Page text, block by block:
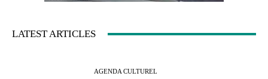
LATEST ARTICLES
AGENDA CULTUREL